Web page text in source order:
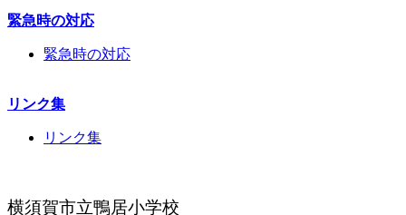
緊急時の対応
緊急時の対応
リンク集
リンク集
横須賀市立鴨居小学校